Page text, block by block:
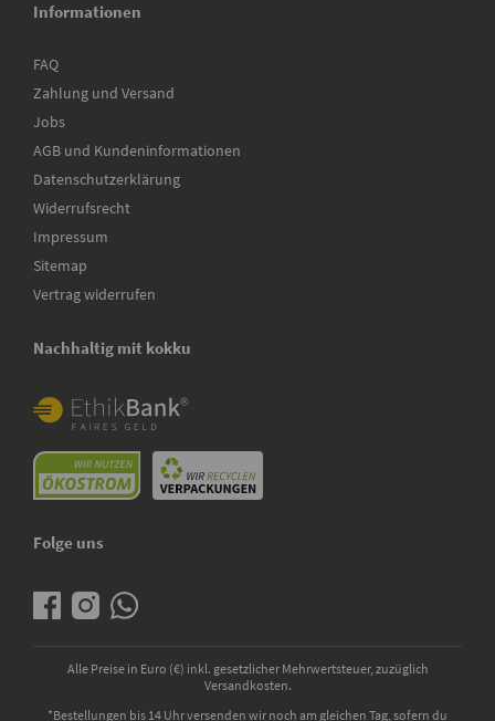
Informationen
FAQ
Zahlung und Versand
Jobs
AGB und Kundeninformationen
Datenschutzerklärung
Widerrufsrecht
Impressum
Sitemap
Vertrag widerrufen
Nachhaltig mit kokku
Folge uns
Alle Preise in Euro (€) inkl. gesetzlicher Mehrwertsteuer, zuzüglich
Versandkosten.
*Bestellungen bis 14 Uhr versenden wir noch am gleichen Tag, sofern du